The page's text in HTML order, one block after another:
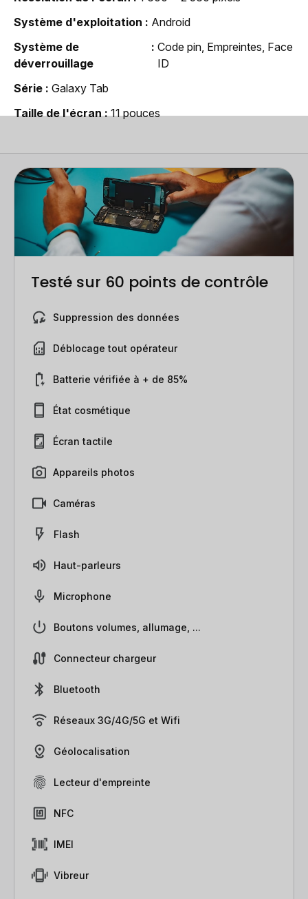
Système d'exploitation
Android
Système de
déverrouillage
Code pin, Empreintes, Face
ID
Série
Galaxy Tab
Taille de l'écran
11 pouces
Testé sur 60 points de contrôle
Suppression des données
Déblocage tout opérateur
Batterie vérifiée à + de 85%
État cosmétique
Écran tactile
Appareils photos
Caméras
Flash
Haut-parleurs
Microphone
Boutons volumes, allumage, ...
Connecteur chargeur
Bluetooth
Réseaux 3G/4G/5G et Wifi
Géolocalisation
Lecteur d'empreinte
NFC
IMEI
Vibreur